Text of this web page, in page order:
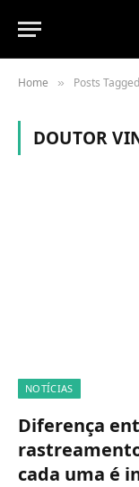
Home » Posts
DOUTOR
NOTÍCIAS
Diferença
cada uma é